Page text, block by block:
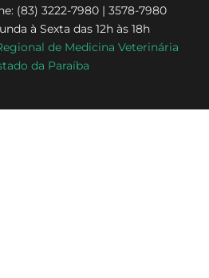
To
Top
(83) 3222-7980 | 3578-7980
à Sexta das 12h às 18h
de Medicina Veterinária
da Paraíba